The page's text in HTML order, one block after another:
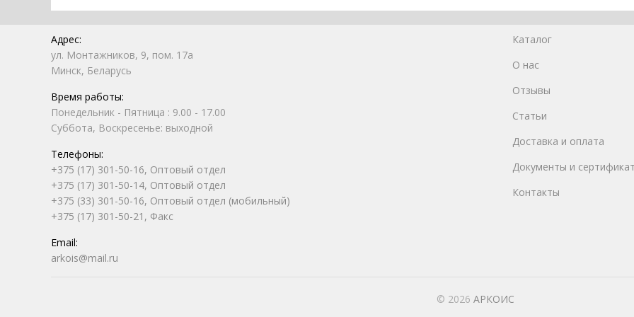
Адрес:
ул. Монтажников, 9, пом. 17а
Минск, Беларусь
Время работы:
Понедельник - Пятница : 9.00 - 17.00
Суббота, Воскресенье: выходной
Телефоны:
+375 (17) 301-50-16, Оптовый отдел
+375 (17) 301-50-14, Оптовый отдел
+375 (33) 301-50-16, Оптовый отдел (мобильный)
+375 (17) 301-50-21, Факс
Email:
arkois@mail.ru
Каталог
О нас
Отзывы
Статьи
Доставка и оплата
Документы и
Контакты
© 2026 АРКОИС